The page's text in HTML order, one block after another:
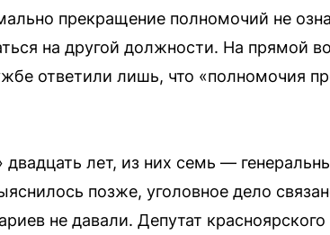
прекращение полномочий не
на другой должности. На прямой
ответили лишь, что «полномочия
лет, из них семь —
позже, уголовное дело
не давали. Депутат